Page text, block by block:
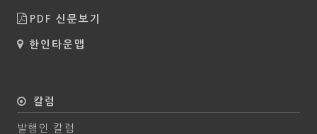
PDF 신문보기
한인타운맵
칼럼
발행인 칼럼